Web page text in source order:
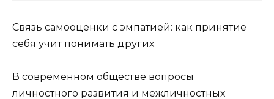
Связь самооценки с эмпатией: как принятие
себя учит понимать других
В современном обществе вопросы
личностного развития и межличностных